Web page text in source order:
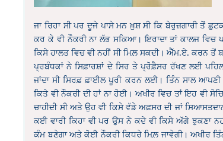
ਜਾ ਰਿਹਾ ਸੀ ਪਰ ਦੂਜੇ ਪਾਸੇ ਮਨ ਖ਼ੁਸ਼ ਸੀ ਕਿ ਬੇਰੁਜ਼ਗਾਰੀ ਤੋਂ
ਕਰ ਕੇ ਵੀ ਨੌਕਰੀ ਨਾ ਲੱਭ ਸਕਿਆ। ਇਰਾਦਾ ਤਾਂ ਕਾਲਜ
ਕਿਸੇ ਹਾਲਤ ਵਿਚ ਵੀ ਨਹੀਂ ਸੀ ਮਿਲ਼ ਸਕਦੀ। ਐੱਮ.ਏ. ਕਰਨ
ਪ੍ਰਬੰਧਕਾਂ ਨੇ ਸਿਫ਼ਾਰਸ਼ਾਂ ਦੇ ਸਿਰ ਤੇ ਪ੍ਰੋਫ਼ੈਸਰ ਰੱਖਣ ਲਈ
ਜਾਂਦਾ ਸੀ ਸਿਰਫ਼ ਫ਼ਾਈਲ ਪੂਰੀ ਕਰਨ ਲਈ। ਤਿੰਨ ਸਾਲ
ਕਿਤੇ ਵੀ ਨੌਕਰੀ ਦੀ ਹਾਂ ਨਾ ਹੋਈ। ਅਖੀਰ ਵਿਚ ਤਾਂ ਇਹ ਵੀ
ਚਾਹੀਦੀ ਸੀ ਅਤੇ ਉਹ ਵੀ ਕਿਸੇ ਵੱਡੇ ਅਫ਼ਸਰ ਦੀ ਜਾਂ
ਕਈ ਵਾਰੀ ਕਿਹਾ ਵੀ ਪਰ ਉਸ ਨੇ ਕਦੇ ਵੀ ਕਿਸੇ ਅੱਗੇ ਝੁਕਣਾ
ਕੰਮ ਬਣੇਗਾ ਅਤੇ ਕੋਈ ਨੌਕਰੀ ਕਿਧਰੇ ਮਿਲ਼ ਜਾਵੇਗੀ। ਅਖੀਰ